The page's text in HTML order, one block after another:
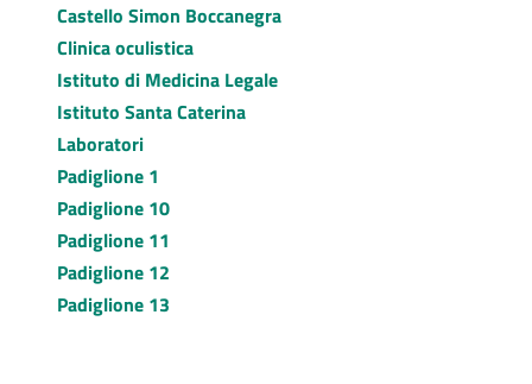
Castello Simon Boccanegra
Clinica oculistica
Istituto di Medicina Legale
Istituto Santa Caterina
Laboratori
Padiglione 1
Padiglione 10
Padiglione 11
Padiglione 12
Padiglione 13